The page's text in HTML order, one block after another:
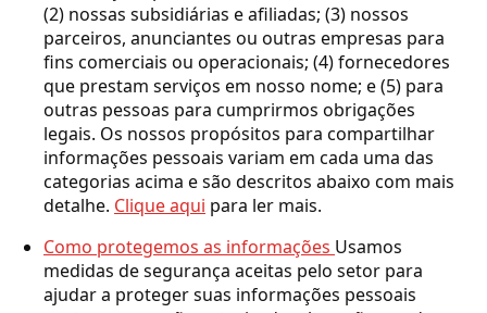
(2) nossas subsidiárias e afiliadas; (3) nossos
parceiros, anunciantes ou outras empresas para
fins comerciais ou operacionais; (4) fornecedores
que prestam serviços em nosso nome; e (5) para
outras pessoas para cumprirmos obrigações
legais. Os nossos propósitos para compartilhar
informações pessoais variam em cada uma das
categorias acima e são descritos abaixo com mais
detalhe. Clique aqui para ler mais.
Como protegemos as informações Usamos
medidas de segurança aceitas pelo setor para
ajudar a proteger suas informações pessoais